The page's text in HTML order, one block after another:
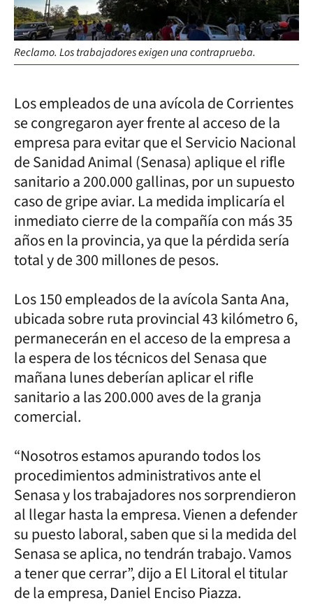
Reclamo. Los trabajadores exigen una contraprueba.
Los empleados de una avícola de Corrientes
se congregaron ayer frente al acceso de la
empresa para evitar que el Servicio Nacional
de Sanidad Animal (Senasa) aplique el rifle
sanitario a 200.000 gallinas, por un supuesto
caso de gripe aviar. La medida implicaría el
inmediato cierre de la compañía con más 35
años en la provincia, ya que la pérdida sería
total y de 300 millones de pesos.
Los 150 empleados de la avícola Santa Ana,
ubicada sobre ruta provincial 43 kilómetro 6,
permanecerán en el acceso de la empresa a
la espera de los técnicos del Senasa que
mañana lunes deberían aplicar el rifle
sanitario a las 200.000 aves de la granja
comercial.
“Nosotros estamos apurando todos los
procedimientos administrativos ante el
Senasa y los trabajadores nos sorprendieron
al llegar hasta la empresa. Vienen a defender
su puesto laboral, saben que si la medida del
Senasa se aplica, no tendrán trabajo. Vamos
a tener que cerrar”, dijo a El Litoral el titular
de la empresa, Daniel Enciso Piazza.